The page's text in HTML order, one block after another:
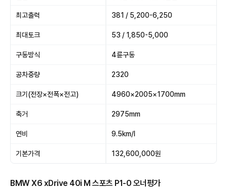
최고출력 381 / 5,200-6,250
최대토크 53 / 1,850-5,000
구동방식 4륜구동
공차중량 2320
크기(전장×전폭×전고) 4960×2005×1700mm
축거 2975mm
연비 9.5km/l
기본가격 132,600,000원
BMW X6 xDrive 40i M 스포츠 P1-0 오너평가